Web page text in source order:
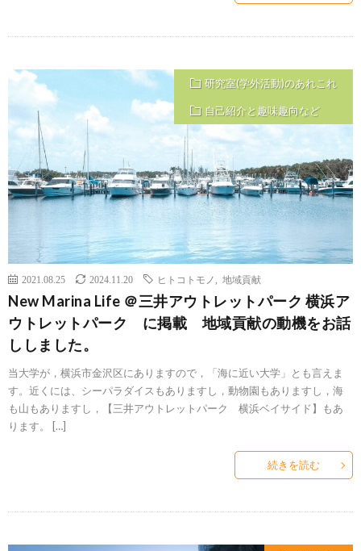
研究室(学外活動)のあれこれ
自己紹介と趣味趣向など
2021.08.25 2024.11.20 ヒトコトモノ 地域貢献
New Marina Life ＠三井アウトレットパーク 横浜ア
ウトレットパーク に掲載 地域貢献の動機をお話
ししました。
当大学が，横浜市金沢区にありますので，「海に近い大学」とも言えま
す。近くには、シーパラダイスもありますし，動物園もありますし，海
も山もありますし，【三井アウトレットパーク 横浜ベイサイド】もあ
ります。 […]
続きを読む